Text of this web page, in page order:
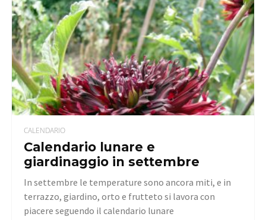
CALENDARIO
Calendario lunare e
giardinaggio in settembre
In settembre le temperature sono ancora miti, e in
terrazzo, giardino, orto e frutteto si lavora con
piacere seguendo il calendario lunare